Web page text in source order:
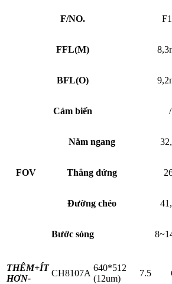
F/NO.
FFL(M)
BFL(O)
Cảm biến /
FOV
Nằm ngang
Thẳng đứng
Đường chéo
Bước sóng
THÊM+ÍT
HƠN-
CH8107A
640*512
(12um)
7.5